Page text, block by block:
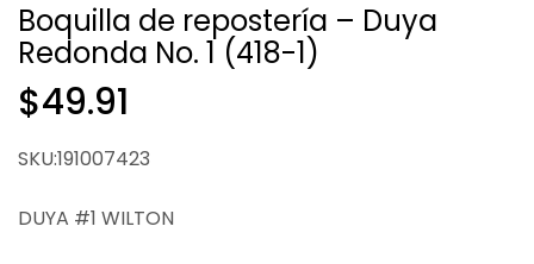
Boquilla de repostería – Duya
Redonda No. 1 (418-1)
$49.91
SKU:191007423
DUYA #1 WILTON